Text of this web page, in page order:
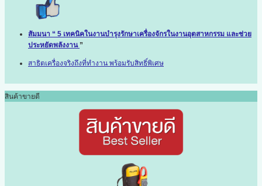
สัมมนา “ 5 เทคนิคในงานบำรุงรักษาเครื่องจักรในงานอุตสาหกรรม และช่วย
ประหยัดพลังงาน ”
สาธิตเครื่องจริงถึงที่ทำงาน พร้อมรับสิทธิ์พิเศษ
สินค้าขายดี